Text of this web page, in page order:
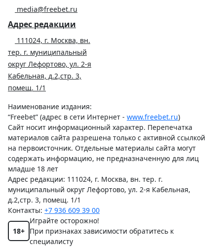
media@freebet.ru
Адрес редакции
111024, г. Москва, вн.
тер. г. муниципальный
округ Лефортово, ул. 2-я
Кабельная, д.2,стр. 3,
помещ. 1/1
Наименование издания:
“Freebet” (адрес в сети Интернет - www.freebet.ru)
Сайт носит информационный характер. Перепечатка
материалов сайта разрешена только с активной ссылкой
на первоисточник. Отдельные материалы сайта могут
содержать информацию, не предназначенную для лиц
младше 18 лет
Адрес редакции: 111024, г. Москва, вн. тер. г.
муниципальный округ Лефортово, ул. 2-я Кабельная,
д.2,стр. 3, помещ. 1/1
Контакты: +7 936 609 39 00
18+
Играйте осторожно!
При признаках зависимости обратитесь к
специалисту